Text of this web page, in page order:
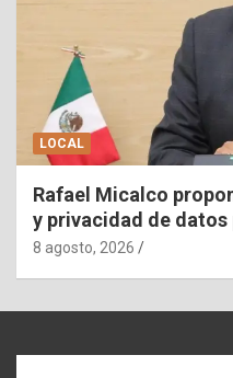
LOCAL
Rafael Micalco
y privacidad de datos
8 agosto, 2026